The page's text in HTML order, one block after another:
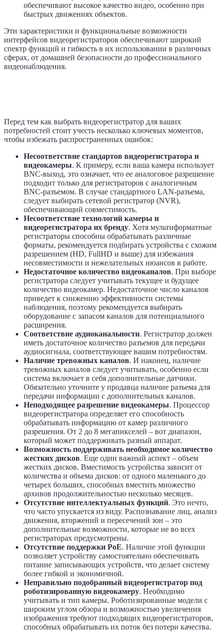
обеспечивают высокое качество видео, особенно при
быстрых движениях объектов.
Эти характеристики и функциональные возможности
интерфейсов видеорегистраторов обеспечивают широкий
спектр функций и гибкость в их использовании в различных
сферах, от домашней безопасности до профессионального
видеонаблюдения.
Перед тем как выбрать видеорегистратор для ваших
потребностей стоит учесть несколько ключевых моментов,
чтобы избежать распространенных ошибок:
Несоответствие стандартов видеорегистратора и
видеокамеры. К примеру, если ваша камера использует
BNC-выход, это означает, что ее аналоговое разрешение
подходит только для регистраторов с аналогичным
BNC-разъемом. В случае стандартного LAN-разъема,
следует выбирать сетевой регистратор (NVR),
обеспечивающий совместимость.
Несоответствие технологий камеры и
видеорегистратора их бренду. Хотя мультиформатные
регистраторы способны обрабатывать различные
форматы, рекомендуется подбирать устройства с схожим
разрешением (HD, FullHD и выше) для избежания
несовместимости и нежелательных нюансов в работе.
Недостаточное количество видеоканалов. При выборе
регистратора следует учитывать текущее и будущее
количество видеокамер. Недостаточное число каналов
приведет к снижению эффективности системы
наблюдения, поэтому рекомендуется выбирать
оборудование с запасом каналов для потенциального
расширения.
Соответствие аудиоканальности. Регистратор должен
иметь достаточное количество разъемов для передачи
аудиосигнала, соответствующее вашим потребностям.
Наличие тревожных каналов. И наконец, наличие
тревожных каналов следует учитывать, особенно если
система включает в себя дополнительные датчики.
Обязательно уточните у продавца наличие разъема для
передачи информации с дополнительных каналов.
Неподходящее разрешение видеокамеры. Процессор
видеорегистратора определяет его способность
обрабатывать информацию от камер различного
разрешения. От 2 до 8 мегапикселей – вот диапазон,
который может поддерживать разный аппарат.
Возможность поддерживать необходимое количество
жестких дисков. Еще один важный аспект – объем
жестких дисков. Вместимость устройства зависит от
количества и объема дисков: от одного маленького до
четырех больших, способных вместить множество
архивов продолжительностью несколько месяцев.
Отсутствие интеллектуальных функций. Это нечто,
что часто упускается из виду. Распознавание лиц, анализ
движения, вторжений и пересечений зон – это
дополнительные возможности, которые не во всех
регистраторах предусмотрены.
Отсутствие поддержки PoE. Наличие этой функции
позволяет устройству самостоятельно обеспечивать
питание записывающих устройств, что делает систему
более гибкой и экономичной.
Неправильно подобранный видеорегистратор под
роботизированную видеокамеру. Необходимо
учитывать и тип камеры. Роботизированные модели с
широким углом обзора и возможностью увеличения
изображения требуют подходящих видеорегистраторов,
способных обрабатывать их поток без потери качества.